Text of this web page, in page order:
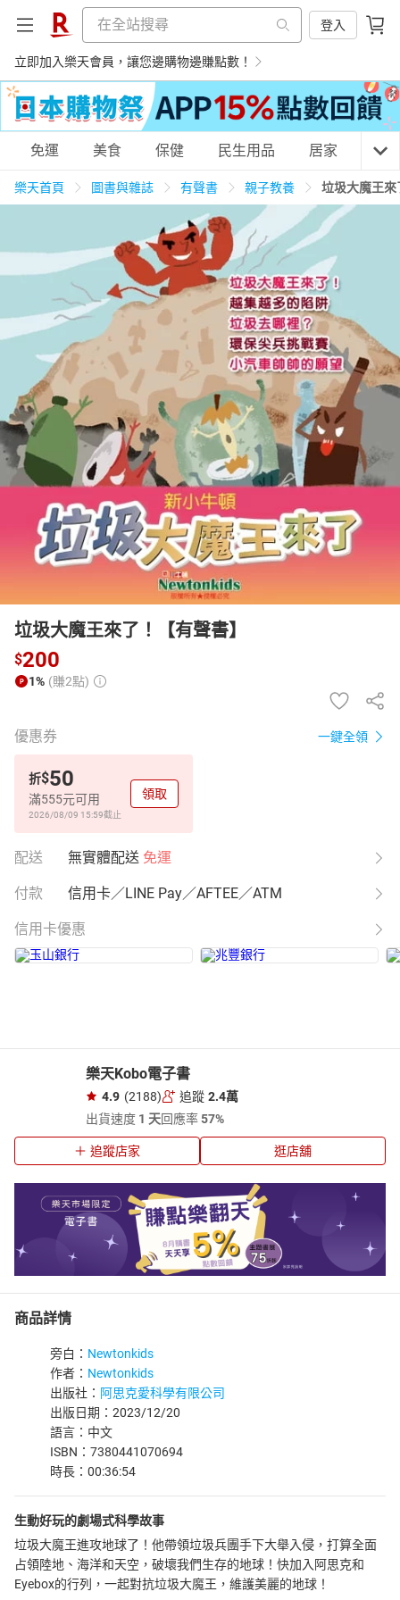
登入
立即加入樂天會員，讓您邊購物邊賺點數！
購物網分類
美食蛋糕 養生保健 民生用品
居家生活 3C家電 運動休閒 親子玩具
女裝 男裝 化妝保養 情趣用品
日本購物 電子/紙本書
HOT
免運 美食 保健 民生用品 居家 3C
樂天首頁 圖書與雜誌 有聲書 親子教養 垃圾大魔王
垃圾大魔王來了！【有聲書】
$200
1% (賺2點)
優惠券 一鍵全領
折$50
滿555元可用
2026/08/09 15:59截止
領取
配送 無實體配送 免運
付款 信用卡／LINE Pay／AFTEE／ATM
信用卡優惠
樂天Kobo電子書
4.9 (2188) 追蹤 2.4萬
出貨速度 1 天回應率57%
追蹤店家 逛店舖
商品詳情
旁白： Newtonkids
作者： Newtonkids
出版社： 阿思克愛科學有限公司
出版日期：2023/12/20
語言：中文
ISBN：7380441070694
時長：00:36:54
生動好玩的劇場式科學故事
垃圾大魔王進攻地球了！他帶領垃圾兵團手下大舉入侵，打算全面
占領陸地、海洋和天空，破壞我們生存的地球！快加入阿思克和
Eyebox的行列，一起對抗垃圾大魔王，維護美麗的地球！